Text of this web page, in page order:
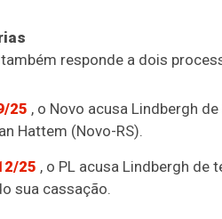
responde a dois
25 , o Novo acusa Lindbergh
Hattem (Novo-RS).
25 , o PL acusa Lindbergh de
sua cassação.